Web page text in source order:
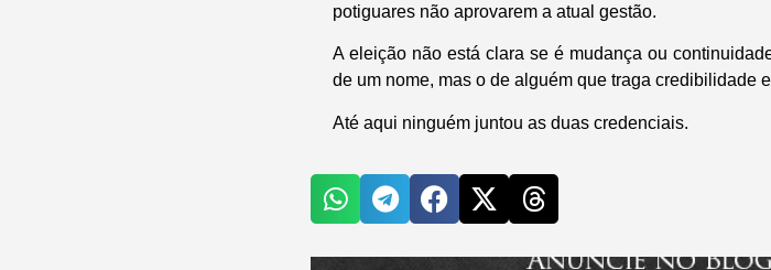
potiguares não aprovarem a atual gestão.
A eleição não está clara se é mudança ou
de um nome, mas o de alguém que traga credibilidade
Até aqui ninguém juntou as duas credenciais.